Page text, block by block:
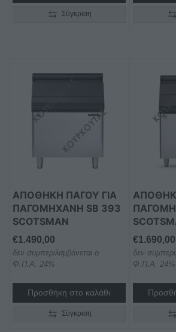
Σύγκριση
ΑΠΟΘΉΚΗ ΠΆΓΟΥ ΓΙΑ
ΠΑΓΟΜΗΧΑΝΉ SB 393
SCOTSMAN
€1.490,00
δεν συμπεριλαμβάνεται ο
Φ.Π.Α. 24%
Προσθήκη στο καλάθι
Σύγκριση
€1.690,00
δεν
Φ.Π.Α. 24%